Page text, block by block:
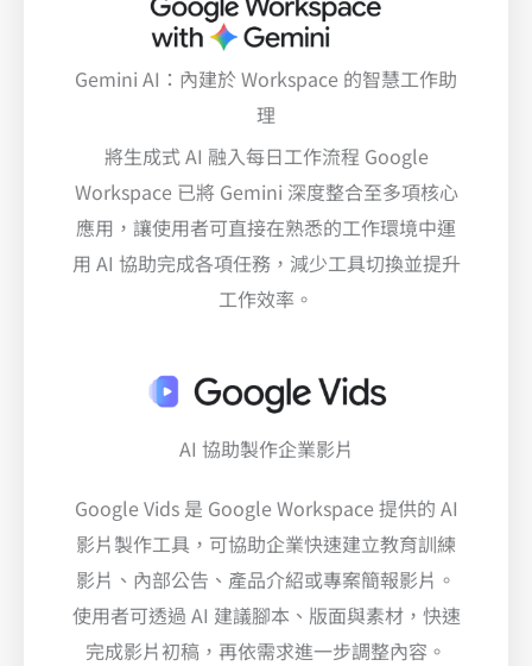
Gemini AI：內建於 Workspace 的智慧工作助
理
將生成式 AI 融入每日工作流程 Google
Workspace 已將 Gemini 深度整合至多項核心
應用，讓使用者可直接在熟悉的工作環境中運
用 AI 協助完成各項任務，減少工具切換並提升
工作效率。
AI 協助製作企業影片
Google Vids 是 Google Workspace 提供的 AI
影片製作工具，可協助企業快速建立教育訓練
影片、內部公告、產品介紹或專案簡報影片。
使用者可透過 AI 建議腳本、版面與素材，快速
完成影片初稿，再依需求進一步調整內容。